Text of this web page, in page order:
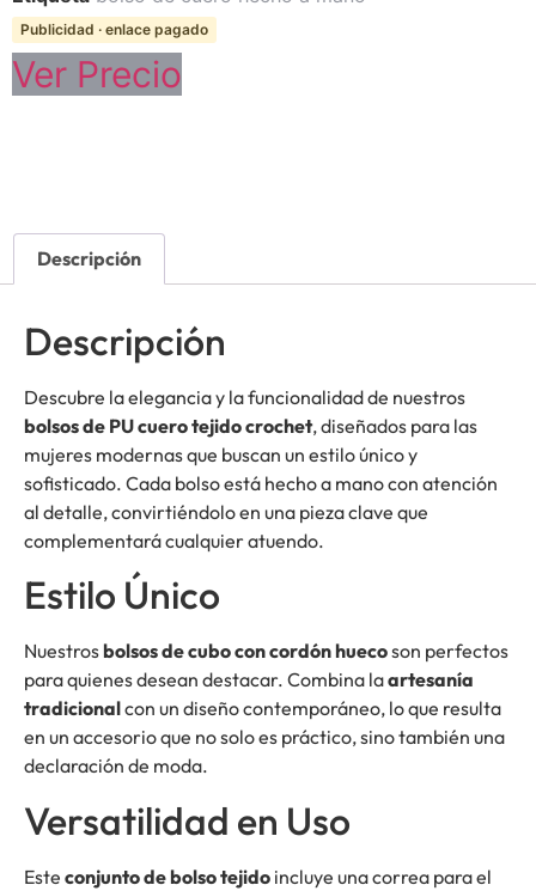
Publicidad · enlace pagado
Ver Precio
Descripción
Descripción
Descubre la elegancia y la funcionalidad de nuestros
bolsos de PU cuero tejido crochet, diseñados para las
mujeres modernas que buscan un estilo único y
sofisticado. Cada bolso está hecho a mano con atención
al detalle, convirtiéndolo en una pieza clave que
complementará cualquier atuendo.
Estilo Único
Nuestrosbolsos de cubo con cordón huecoson perfectos
para quienes desean destacar. Combina laartesanía
tradicionalcon un diseño contemporáneo, lo que resulta
en un accesorio que no solo es práctico, sino también una
declaración de moda.
Versatilidad en Uso
Este conjunto de bolso tejido incluye una correa para el